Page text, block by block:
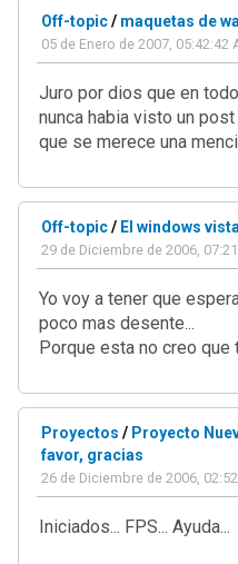
Off-topic/ maquetas de
05 de Enero de 2007, 05:42:42
Juro por dios que en
nunca habia visto un
que se merece una
Off-topic/ El windows vista
29 de Diciembre de 2006,
Yo voy a tener que
poco mas desente...
Porque esta no creo que
Proyectos / Proyecto
favor, gracias
26 de Diciembre de 2006,
Iniciados... FPS... Ayuda...